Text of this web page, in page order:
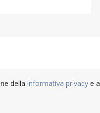
della informativa privacy e